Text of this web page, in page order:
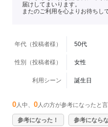
届けしてまいります。
またのご利用を心よりお待ちし
年代（投稿者様） 50代
性別（投稿者様） 女性
利用シーン 誕生日
0 人中、 0 人の方が参考になったと言
参考になった！ 参考になら